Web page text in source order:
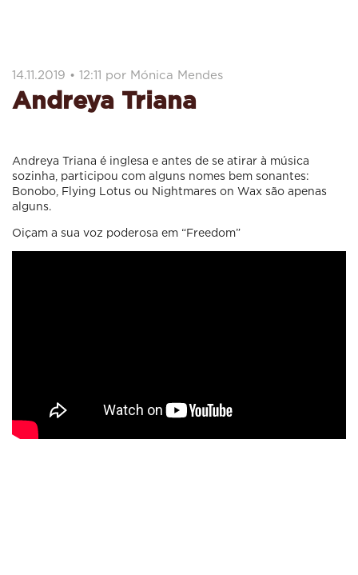
14.11.2019 • 12:11 por Mónica Mendes
Andreya Triana
Andreya Triana é inglesa e antes de se atirar à música
sozinha, participou com alguns nomes bem sonantes:
Bonobo, Flying Lotus ou Nightmares on Wax são apenas
alguns.
Oiçam a sua voz poderosa em “Freedom”